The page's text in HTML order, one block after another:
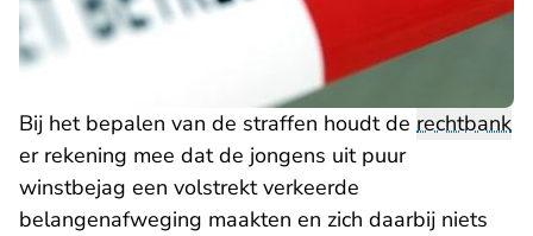
Bij het bepalen van de straffen houdt de rechtbank
er rekening mee dat de jongens uit puur
winstbejag een volstrekt verkeerde
belangenafweging maakten en zich daarbij niets